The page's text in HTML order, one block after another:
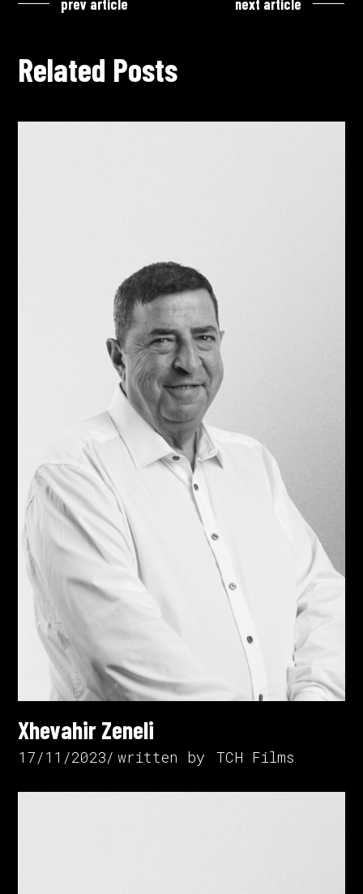
prev article next article
Related Posts
Xhevahir Zeneli
17/11/2023 written by TCH Films